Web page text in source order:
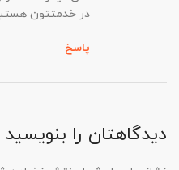
در خدمتتون
پاسخ
دیدگاهتان را بنویسید